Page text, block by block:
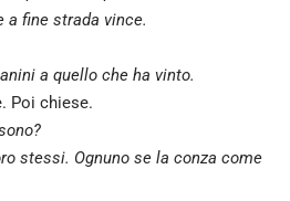
a fine strada vince.
a quello che ha vinto.
Poi chiese.
stessi. Ognuno se la conza come